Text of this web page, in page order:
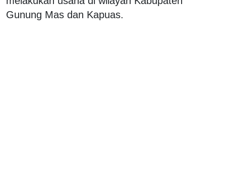
Gunung Mas dan Kapuas.